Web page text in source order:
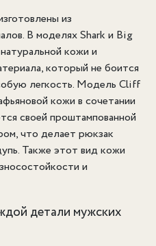
из
В моделях Shark и Big
кожи и
который не боится
легкость. Модель Cliff
кожи в сочетании
своей проштампованной
что делает рюкзак
Также этот вид кожи
и
детали мужских